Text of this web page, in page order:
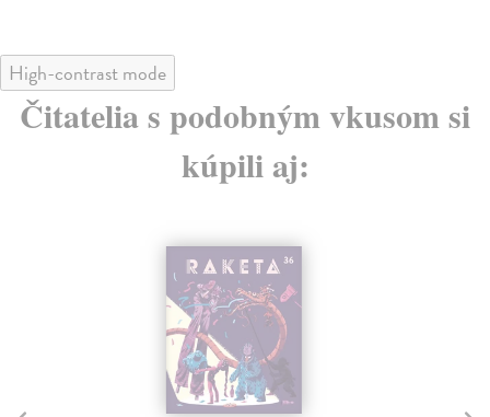
High-contrast mode
Čitatelia s podobným vkusom si
kúpili aj: